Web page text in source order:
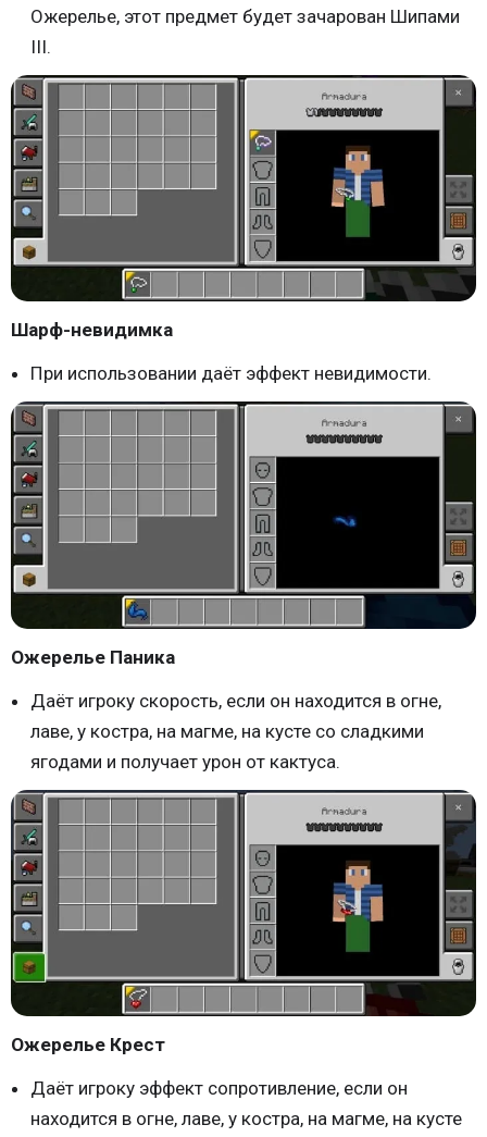
Ожерелье, этот предмет будет зачарован Шипами
III.
Шарф-невидимка
При использовании даёт эффект невидимости.
Ожерелье Паника
Даёт игроку скорость, если он находится в огне,
лаве, у костра, на магме, на кусте со сладкими
ягодами и получает урон от кактуса.
Ожерелье Крест
Даёт игроку эффект сопротивление, если он
находится в огне, лаве, у костра, на магме, на кусте